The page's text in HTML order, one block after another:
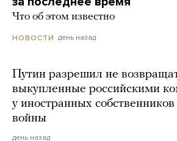
Что об этом известно
НОВОСТИ день назад
Путин разрешил не
выкупленные российскими
у иностранных
войны
день назад